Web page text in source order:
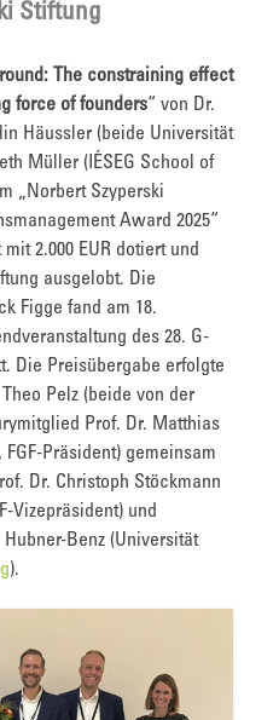
Stiftung
The constraining effect
force of founders“ von Dr.
Häussler (beide Universität
Müller (IÉSEG School of
„Norbert Szyperski
Award 2025“
2.000 EUR dotiert und
ausgelobt. Die
Figge fand am 18.
des 28. G-
Die Preisübergabe erfolgte
Pelz (beide von der
Prof. Dr. Matthias
Präsident) gemeinsam
Dr. Christoph Stöckmann
Vizepräsident) und
Benz (Universität
).